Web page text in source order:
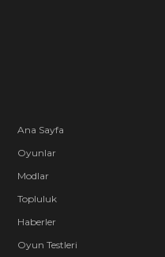
Ana Sayfa
Oyunlar
Modlar
Topluluk
Haberler
Oyun Testleri